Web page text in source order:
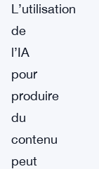
L’utilisation
de
l’IA
pour
produire
du
contenu
peut